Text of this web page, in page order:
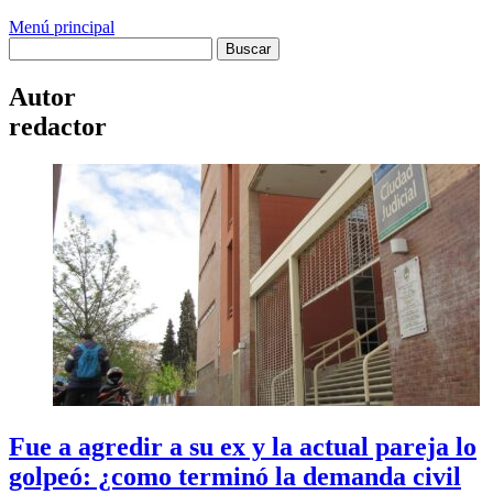
Menú principal
Autor
redactor
Fue a agredir a su ex y la actual pareja lo
golpeó: ¿como terminó la demanda civil